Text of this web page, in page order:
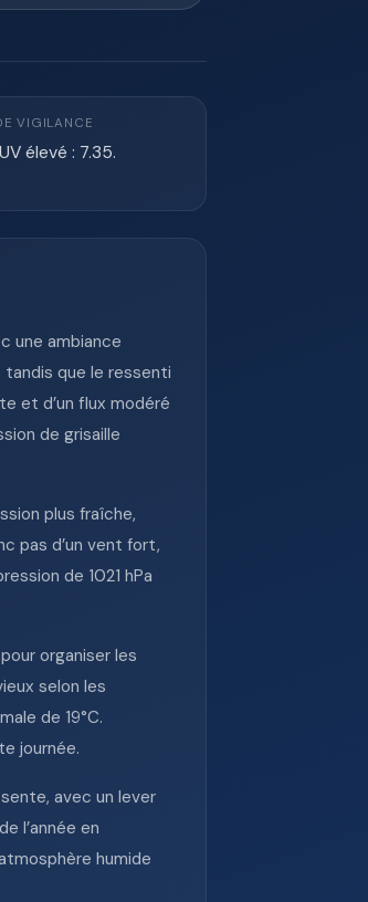
VIGILANCE
élevé : 7.35.
une ambiance
que le ressenti
et d’un flux modéré
de grisaille
plus fraîche,
pas d’un vent fort,
de 1021 hPa
organiser les
selon les
de 19°C.
journée.
avec un lever
l’année en
humide